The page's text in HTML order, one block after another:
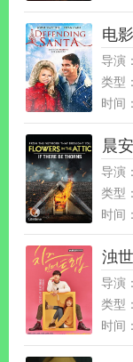
电
导演
类型
时间
晨
导演
类型
时间
浊
导演
类型
时间